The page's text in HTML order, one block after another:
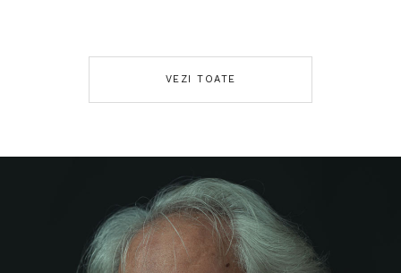
VEZI TOATE